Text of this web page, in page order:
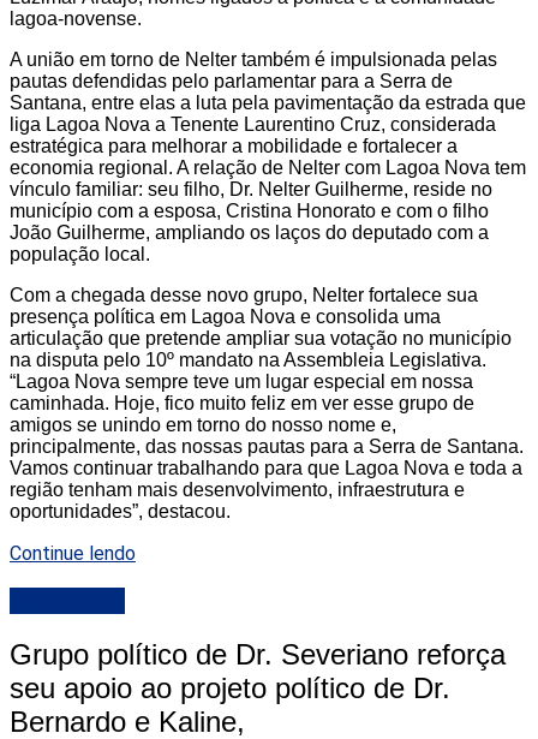
lagoa-novense.
A união em torno de Nelter também é impulsionada pelas
pautas defendidas pelo parlamentar para a Serra de
Santana, entre elas a luta pela pavimentação da estrada que
liga Lagoa Nova a Tenente Laurentino Cruz, considerada
estratégica para melhorar a mobilidade e fortalecer a
economia regional. A relação de Nelter com Lagoa Nova tem
vínculo familiar: seu filho, Dr. Nelter Guilherme, reside no
município com a esposa, Cristina Honorato e com o filho
João Guilherme, ampliando os laços do deputado com a
população local.
Com a chegada desse novo grupo, Nelter fortalece sua
presença política em Lagoa Nova e consolida uma
articulação que pretende ampliar sua votação no município
na disputa pelo 10º mandato na Assembleia Legislativa.
“Lagoa Nova sempre teve um lugar especial em nossa
caminhada. Hoje, fico muito feliz em ver esse grupo de
amigos se unindo em torno do nosso nome e,
principalmente, das nossas pautas para a Serra de Santana.
Vamos continuar trabalhando para que Lagoa Nova e toda a
região tenham mais desenvolvimento, infraestrutura e
oportunidades”, destacou.
Continue lendo
Grupo político de Dr. Severiano reforça
seu apoio ao projeto político de Dr.
Bernardo e Kaline,